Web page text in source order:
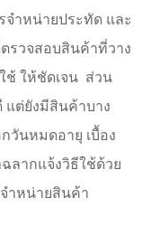
จำหน่ายประทัด และ
รวจสอบสินค้าที่วาง
ช้ ให้ชัดเจน ส่วน
แต่ยังมีสินค้าบาง
วันหมดอายุ เบื้อง
ลากแจ้งวิธีใช้ด้วย
ำหน่ายสินค้า